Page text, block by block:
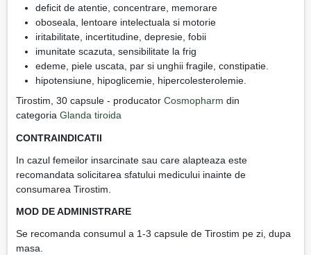
deficit de atentie, concentrare, memorare
oboseala, lentoare intelectuala si motorie
iritabilitate, incertitudine, depresie, fobii
imunitate scazuta, sensibilitate la frig
edeme, piele uscata, par si unghii fragile, constipatie.
hipotensiune, hipoglicemie, hipercolesterolemie.
Tirostim, 30 capsule - producator Cosmopharm din
categoria Glanda tiroida
CONTRAINDICATII
In cazul femeilor insarcinate sau care alapteaza este
recomandata solicitarea sfatului medicului inainte de
consumarea Tirostim.
MOD DE ADMINISTRARE
Se recomanda consumul a 1-3 capsule de Tirostim pe zi, dupa
masa.